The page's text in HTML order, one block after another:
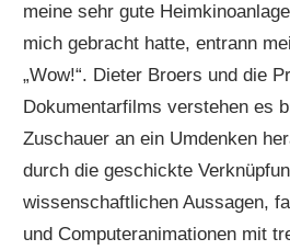
meine sehr gute
mich gebracht hatte, entrann
„Wow!“. Dieter Broers und die
Dokumentarfilms verstehen es
Zuschauer an ein Umdenken
durch die geschickte
wissenschaftlichen Aussagen,
und Computeranimationen mit